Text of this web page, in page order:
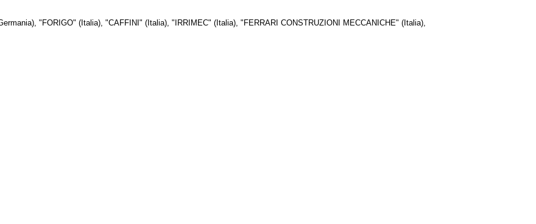
"FORIGO" (Italia), "CAFFINI" (Italia), "IRRIMEC" (Italia), "FERRARI CONSTRUZIONI MECCANICHE" (Italia),